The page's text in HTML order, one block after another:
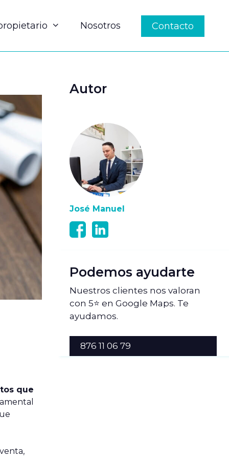
Nosotros Contacto
que
Autor
José Manuel
Podemos ayudarte
Nuestros clientes nos valoran
con 5⭐ en Google Maps. Te
ayudamos.
876 11 06 79